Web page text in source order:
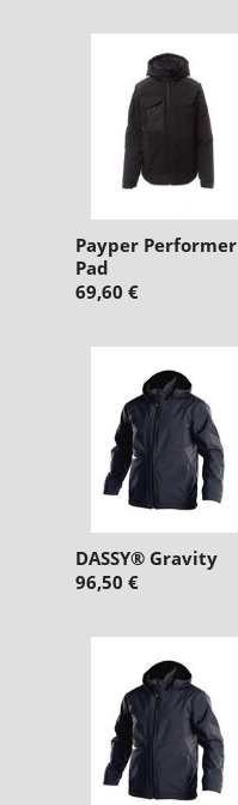
n
g
:
Payper Performer
Pad
69,60 €
DASSY® Gravity
96,50 €